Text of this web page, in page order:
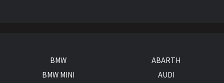
BMW
ABARTH
BMW MINI
AUDI